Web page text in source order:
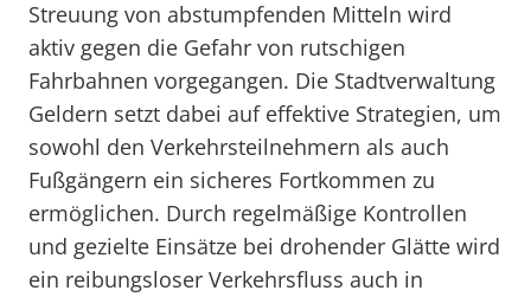
Streuung von abstumpfenden Mitteln wird
aktiv gegen die Gefahr von rutschigen
Fahrbahnen vorgegangen. Die Stadtverwaltung
Geldern setzt dabei auf effektive Strategien, um
sowohl den Verkehrsteilnehmern als auch
Fußgängern ein sicheres Fortkommen zu
ermöglichen. Durch regelmäßige Kontrollen
und gezielte Einsätze bei drohender Glätte wird
ein reibungsloser Verkehrsfluss auch in